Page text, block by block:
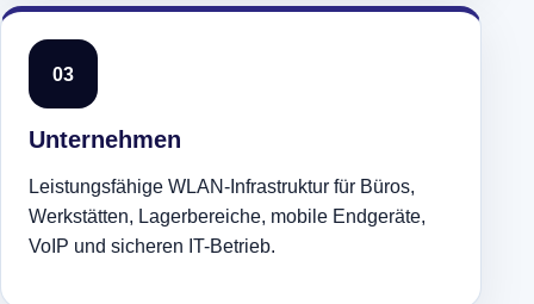
03
Unternehmen
Leistungsfähige WLAN-Infrastruktur für Büros,
Werkstätten, Lagerbereiche, mobile Endgeräte,
VoIP und sicheren IT-Betrieb.